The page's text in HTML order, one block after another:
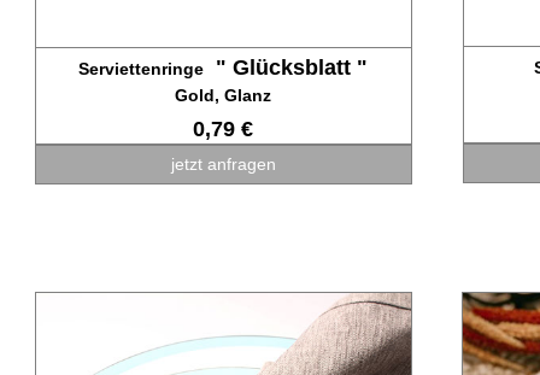
Serviettenringe" Glücksblatt "
Gold, Glanz
0,79 €
jetzt anfragen